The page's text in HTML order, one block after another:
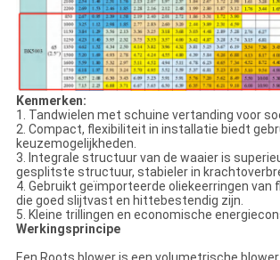
Kenmerken:
1. Tandwielen met schuine vertanding voor
2. Compact, flexibiliteit in installatie biedt
keuzemogelijkheden.
3. Integrale structuur van de waaier is
gesplitste structuur, stabieler in
4. Gebruikt geïmporteerde oliekeerringen van
die goed slijtvast en hittebestendig zijn.
5. Kleine trillingen en economische
Werkingsprincipe